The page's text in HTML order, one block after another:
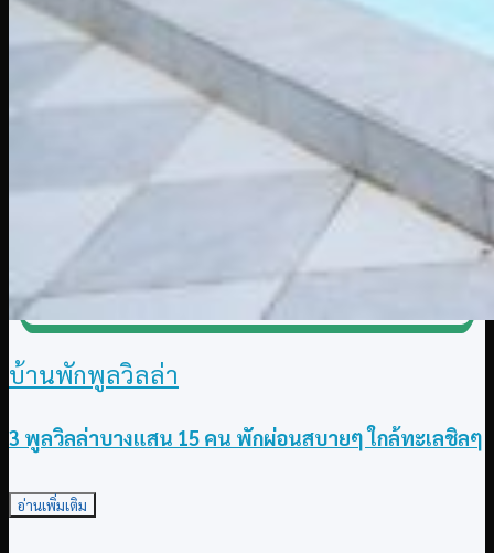
บ้านพักพูลวิลล่า
3 พูลวิลล่าบางแสน 15 คน พักผ่อนสบายๆ ใกล้ทะเลชิลๆ
อ่านเพิ่มเติม